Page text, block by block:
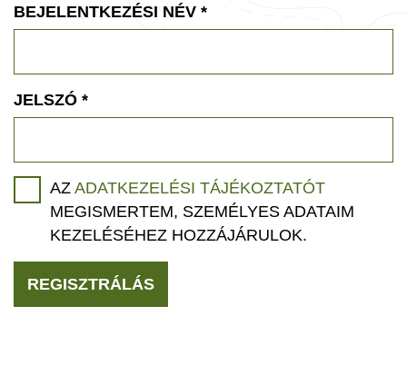
BEJELENTKEZÉSI NÉV *
JELSZÓ *
AZ ADATKEZELÉSI TÁJÉKOZTATÓT
MEGISMERTEM, SZEMÉLYES ADATAIM
KEZELÉSÉHEZ HOZZÁJÁRULOK.
REGISZTRÁLÁS